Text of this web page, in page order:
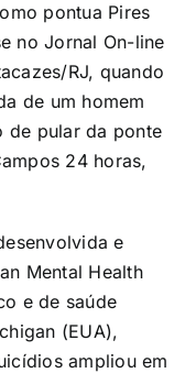
pontua Pires
no Jornal On-line
RJ, quando
de um homem
de pular da ponte
24 horas,
e
Mental Health
e de saúde
(EUA),
ampliou em